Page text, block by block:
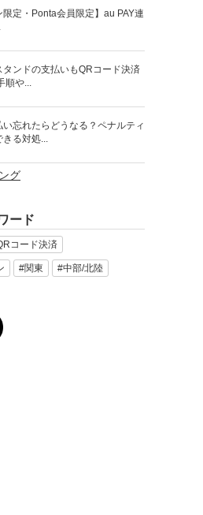
限定・Ponta会員限定】au PAY連
タンドの支払いもQRコード決済
や...
い忘れたらどうなる？ペナルティ
る対処...
グ
ード
コード決済
#関東 #中部/北陸